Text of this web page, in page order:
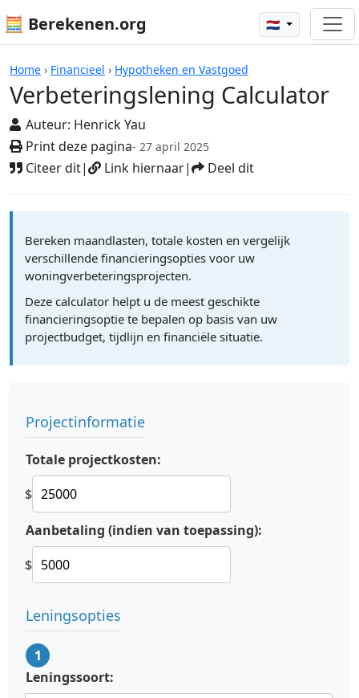
🧮 Berekenen.org 🇳🇱
Home › Financieel › Hypotheken en Vastgoed
Verbeteringslening Calculator
Auteur: Henrick Yau
Print deze pagina- 27 april 2025
Citeer dit| Link hiernaar| Deel dit
Rekenmachines
Bereken maandlasten, totale kosten en vergelijk
verschillende financieringsopties voor uw
woningverbeteringsprojecten.
Deze calculator helpt u de meest geschikte
financieringsoptie te bepalen op basis van uw
projectbudget, tijdlijn en financiële situatie.
Projectinformatie
Totale projectkosten:
$
Aanbetaling (indien van toepassing):
$
Leningsopties
1
Leningssoort: